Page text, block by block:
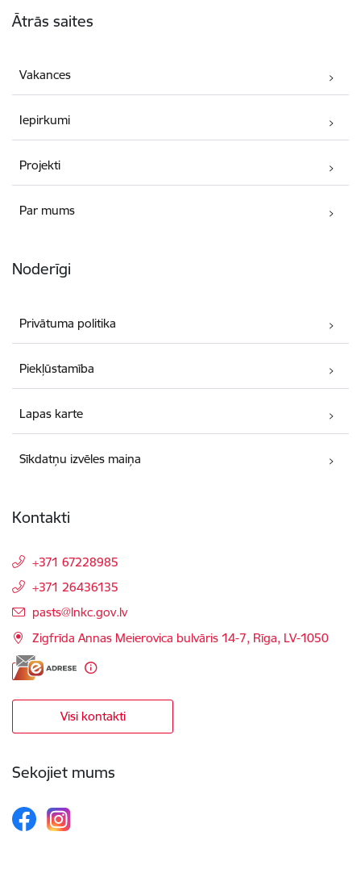
Ātrās saites
Vakances
Iepirkumi
Projekti
Par mums
Noderīgi
Privātuma politika
Piekļūstamība
Lapas karte
Sīkdatņu izvēles maiņa
Kontakti
+371 67228985
+371 26436135
E-pasts:
pasts@lnkc.gov.lv
Zigfrīda Annas Meierovica bulvāris 14-7, Rīga, LV-1050
Visi kontakti
Sekojiet mums